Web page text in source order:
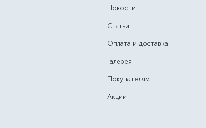
Новости
Статьи
Оплата и доставка
Галерея
Покупателям
Акции